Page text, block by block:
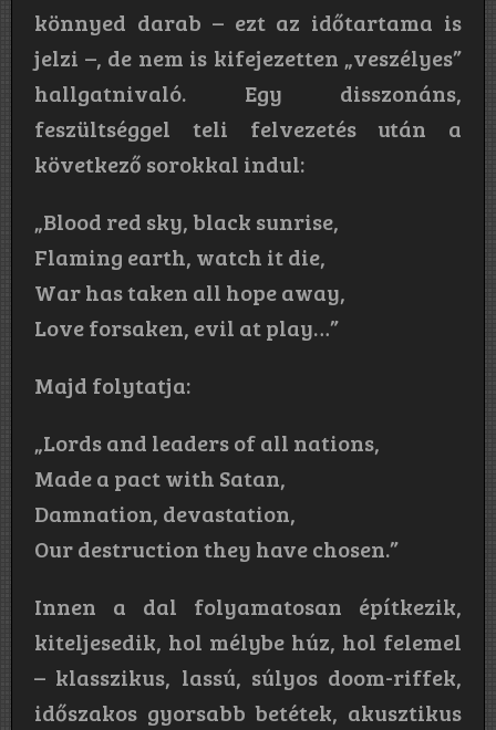
könnyed darab – ezt az időtartama is
jelzi –, de nem is kifejezetten „veszélyes”
hallgatnivaló. Egy disszonáns,
feszültséggel teli felvezetés után a
következő sorokkal indul:
„Blood red sky, black sunrise,
Flaming earth, watch it die,
War has taken all hope away,
Love forsaken, evil at play…”
Majd folytatja:
„Lords and leaders of all nations,
Made a pact with Satan,
Damnation, devastation,
Our destruction they have chosen.”
Innen a dal folyamatosan építkezik,
kiteljesedik, hol mélybe húz, hol felemel
– klasszikus, lassú, súlyos doom-riffek,
időszakos gyorsabb betétek, akusztikus